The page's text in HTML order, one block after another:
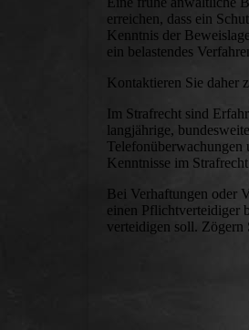
erreichen, dass ein
Kenntnis der
ein belastendes
Kontaktieren Sie daher
Im Strafrecht sind
langjährige,
Telefonüberwachungen
Kenntnisse im
Bei Verhaftungen oder
einen Pflichtverteidiger
verteidigen soll. Zögern